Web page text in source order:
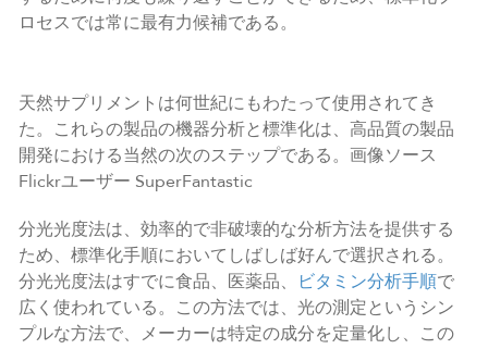
ロセスでは常に最有力候補である。
天然サプリメントは何世紀にもわたって使用されてき
た。これらの製品の機器分析と標準化は、高品質の製品
開発における当然の次のステップである。画像ソース
Flickrユーザー SuperFantastic
分光光度法は、効率的で非破壊的な分析方法を提供する
ため、標準化手順においてしばしば好んで選択される。
分光光度法はすでに食品、医薬品、
ビタミン分析手順で
広く使われている。この方法では、光の測定というシン
プルな方法で、メーカーは特定の成分を定量化し、この